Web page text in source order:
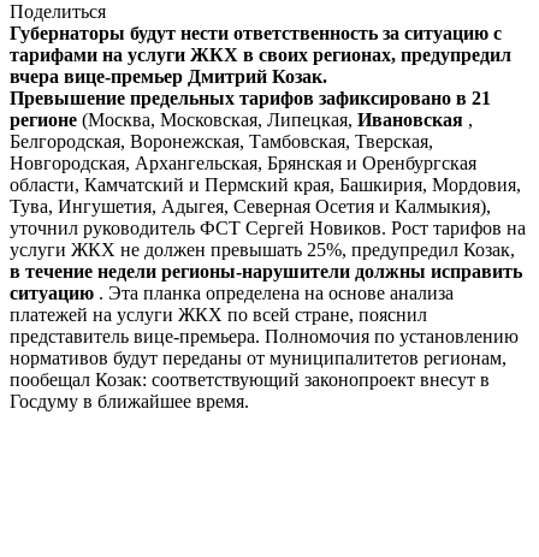
Поделиться
Губернаторы будут нести ответственность за ситуацию с
тарифами на услуги ЖКХ в своих регионах, предупредил
вчера вице-премьер Дмитрий Козак.
Превышение предельных тарифов зафиксировано в 21
регионе (Москва, Московская, Липецкая, Ивановская ,
Белгородская, Воронежская, Тамбовская, Тверская,
Новгородская, Архангельская, Брянская и Оренбургская
области, Камчатский и Пермский края, Башкирия, Мордовия,
Тува, Ингушетия, Адыгея, Северная Осетия и Калмыкия),
уточнил руководитель ФСТ Сергей Новиков. Рост тарифов на
услуги ЖКХ не должен превышать 25%, предупредил Козак,
в течение недели регионы-нарушители должны исправить
ситуацию . Эта планка определена на основе анализа
платежей на услуги ЖКХ по всей стране, пояснил
представитель вице-премьера. Полномочия по установлению
нормативов будут переданы от муниципалитетов регионам,
пообещал Козак: соответствующий законопроект внесут в
Госдуму в ближайшее время.